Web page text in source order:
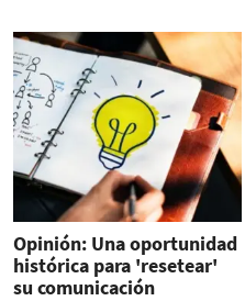
Opinión: Una oportunidad
histórica para 'resetear'
su comunicación